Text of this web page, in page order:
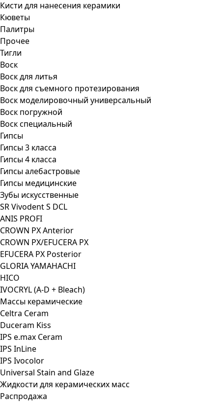
Кисти для нанесения керамики
Кюветы
Палитры
Прочее
Тигли
Воск
Воск для литья
Воск для съемного протезирования
Воск моделировочный универсальный
Воск погружной
Воск специальный
Гипсы
Гипсы 3 класса
Гипсы 4 класса
Гипсы алебастровые
Гипсы медицинские
Зубы искусственные
SR Vivodent S DCL
ANIS PROFI
CROWN PX Anterior
CROWN PX/EFUCERA PX
EFUCERA PX Posterior
GLORIA YAMAHACHI
HICO
IVOCRYL (A-D + Bleach)
Массы керамические
Celtra Ceram
Duceram Kiss
IPS e.max Ceram
IPS InLine
IPS Ivocolor
Universal Stain and Glaze
Жидкости для керамических масс
Распродажа